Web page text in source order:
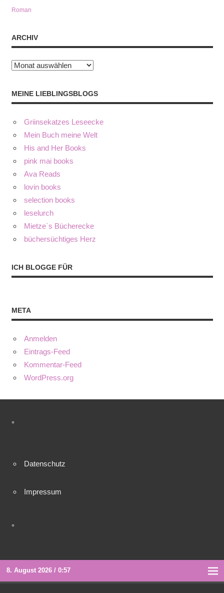
Roman
ARCHIV
Archiv
MEINE LIEBLINGSBLOGS
Griinsekatzes Leseecke
Mein Buch meine Welt
His and Her Books
pink mai books
Ava Reads
lovin books
selection books
leselurch
Mietze´s Bücherecke
büchersüchtiges Herz
ICH BLOGGE FÜR
META
Anmelden
Eintrags-Feed
Kommentar-Feed
WordPress.org
°
Datenschutz
Impressum
°
8. August 2026 / 0:57